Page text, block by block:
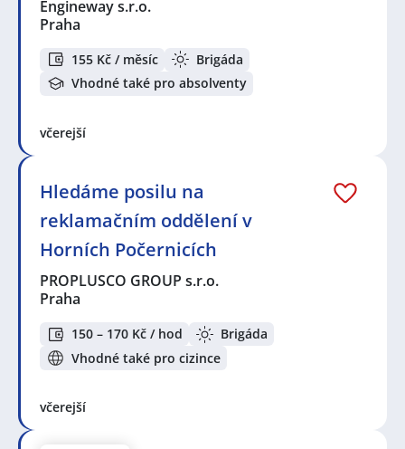
Engineway s.r.o.
Praha
155 Kč / měsíc
Brigáda
Vhodné také pro absolventy
včerejší
Hledáme posilu na
reklamačním oddělení v
Horních Počernicích
PROPLUSCO GROUP s.r.o.
Praha
150 – 170 Kč / hod
Brigáda
Vhodné také pro cizince
včerejší